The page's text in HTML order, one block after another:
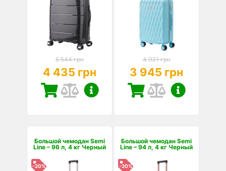
5 544 грн
4 435 грн
4 931 грн
3 945 грн
Большой чемодан Semi
Line – 96 л, 4 кг Черный
-20%
Большой чемодан Semi
Line – 94 л, 4 кг Черный
-20%